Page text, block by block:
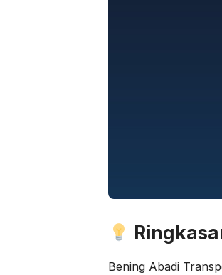
Bening Abadi